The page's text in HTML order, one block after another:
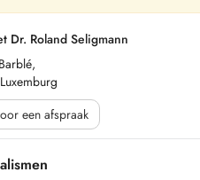
Dr. Roland Seligmann
een afspraak